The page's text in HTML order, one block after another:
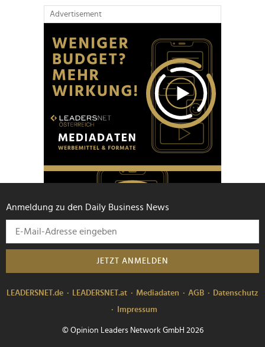
Advertisement
Anmeldung zu den Daily Business News
JETZT ANMELDEN
LEADERSNET.de LEADERSNET.at Mediadaten AGB
Datenschutz
Impressum
© Opinion Leaders Network GmbH 2026